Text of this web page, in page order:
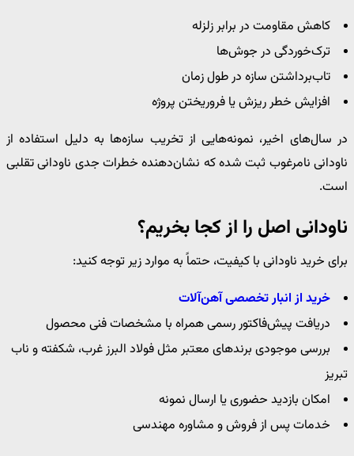
کاهش مقاومت در برابر زلزله
ترک‌خوردگی در جوش‌ها
تاب‌برداشتن سازه در طول زمان
افزایش خطر ریزش یا فروریختن پروژه
در سال‌های اخیر، نمونه‌هایی از تخریب سازه‌ها به دلیل استفاده از
ناودانی نامرغوب ثبت شده که نشان‌دهنده خطرات جدی ناودانی تقلبی
است.
ناودانی اصل را از کجا بخریم؟
برای خرید ناودانی با کیفیت، حتماً به موارد زیر توجه کنید:
خرید از انبار تخصصی آهن‌آلات
دریافت پیش‌فاکتور رسمی همراه با مشخصات فنی محصول
بررسی موجودی برندهای معتبر مثل فولاد البرز غرب، شکفته و ناب
تبریز
امکان بازدید حضوری یا ارسال نمونه
خدمات پس از فروش و مشاوره مهندسی